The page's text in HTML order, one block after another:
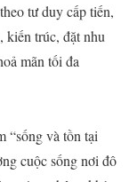
tư duy cấp tiến,
kiến trúc, đặt nhu
mãn tối đa
“sống và tồn tại
cuộc sống nơi đô